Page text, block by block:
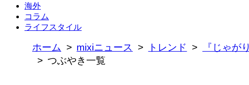
海外
コラム
ライフスタイル
ホーム mixiニュース トレンド
『じゃ
つぶやき一覧